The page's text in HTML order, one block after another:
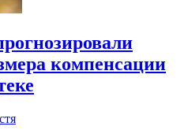
компенсации